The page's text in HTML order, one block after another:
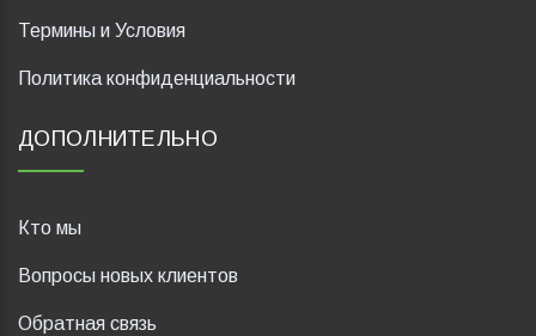
Термины и Условия
Политика конфиденциальности
ДОПОЛНИТЕЛЬНО
Кто мы
Вопросы новых клиентов
Обратная связь